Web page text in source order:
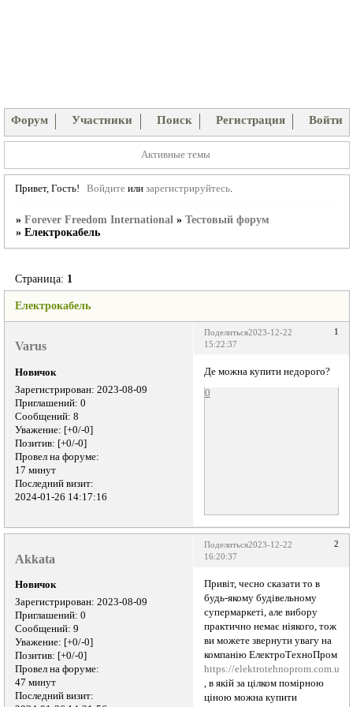
Форум Участники Поиск Регистрация Войти
Активные темы
Привет, Гость! Войдитеили зарегистрируйтесь.
» Forever Freedom International » Тестовый форум
» Електрокабель
Електрокабель
Страница: 1
Поделиться 1
2023-12-22
15:22:37
Varus
Новичок
Зарегистрирован: 2023-08-09
Приглашений: 0
Сообщений: 8
Уважение: [+0/-0]
Позитив: [+0/-0]
Провел на форуме:
17 минут
Последний визит:
2024-01-26 14:17:16
Де можна купити недорого?
0
Поделиться 2
2023-12-22
16:20:37
Akkata
Новичок
Зарегистрирован: 2023-08-09
Приглашений: 0
Сообщений: 9
Уважение: [+0/-0]
Позитив: [+0/-0]
Провел на форуме:
47 минут
Последний визит:
Привіт, чесно сказати то в
будь-якому будівельному
супермаркеті, але вибору
практично немає ніякого, тож
ви можете звернути увагу на
компанію ЕлектроТехноПром
https://elektrotehnoprom.com.ua/
, в якій за цілком помірною
ціною можна купити